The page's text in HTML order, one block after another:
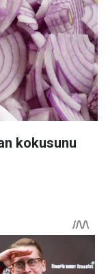
kokusunu